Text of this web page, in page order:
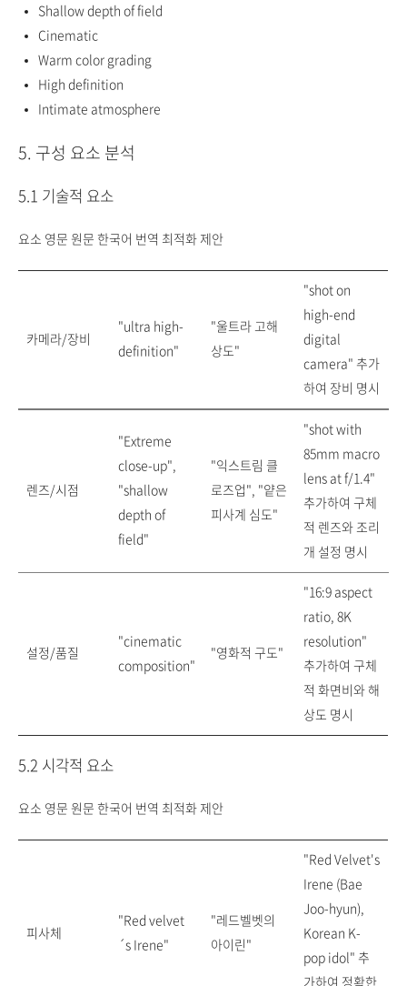
Shallow depth of field
Cinematic
Warm color grading
High definition
Intimate atmosphere
5. 구성 요소 분석
5.1 기술적 요소
요소 영문 원문 한국어 번역 최적화 제안
카메라/장비
"ultra high-
definition"
"울트라 고해
상도"
"shot on
high-end
digital
camera" 추가
하여 장비 명시
렌즈/시점
"Extreme
close-up",
"shallow
depth of
field"
"익스트림 클
로즈업", "얕은
피사계 심도"
"shot with
85mm macro
lens at f/1.4"
추가하여 구체
적 렌즈와 조리
개 설정 명시
설정/품질
"cinematic
composition"
"영화적 구도"
"16:9 aspect
ratio, 8K
resolution"
추가하여 구체
적 화면비와 해
상도 명시
5.2 시각적 요소
요소 영문 원문 한국어 번역 최적화 제안
피사체
"Red velvet
´s Irene"
"레드벨벳의
아이린"
"Red Velvet's
Irene (Bae
Joo-hyun),
Korean K-
pop idol" 추
가하여 정확한